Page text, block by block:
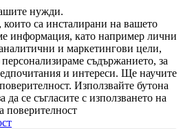
нужди.
са инсталирани на вашето
информация, като например лични
и маркетингови цели,
съдържанието, за
и интереси. Ще научите
Използвайте бутона
се съгласите с използването на
поверителност